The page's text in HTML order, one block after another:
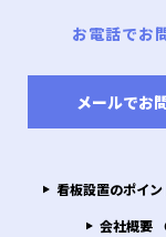
お電話でお
メールでお
看板設置のポイン
会社概要